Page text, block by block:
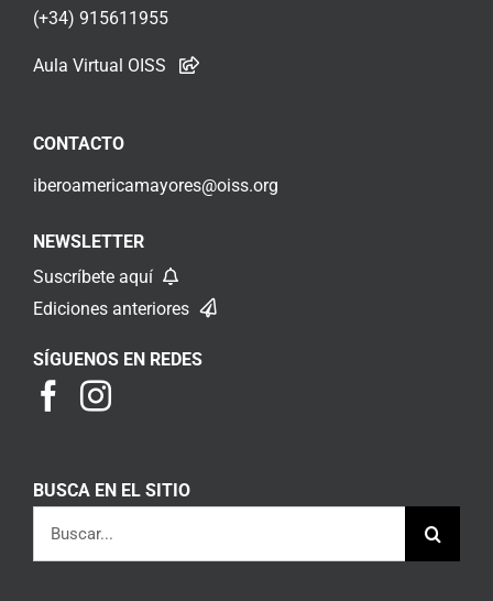
(+34) 915611955
Aula Virtual OISS
CONTACTO
iberoamericamayores@oiss.org
NEWSLETTER
Suscríbete aquí
Ediciones anteriores
SÍGUENOS EN REDES
BUSCA EN EL SITIO